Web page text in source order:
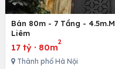
Bán 80m - 7 Tầng -
Liêm
17 tỷ · 80m
2
Thành phố Hà Nội